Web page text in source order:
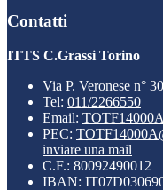
Contatti
ITTS C.Grassi Torino
Via P. Veronese n°
Tel: 011/2266550
Email:
PEC:
inviare una mail
C.F.: 80092490012
IBAN: